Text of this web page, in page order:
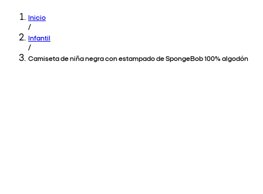
Inicio
/
Infantil
/
Camiseta de niña negra con estampado de SpongeBob 100% algodón